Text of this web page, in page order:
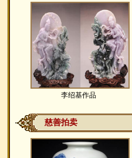
李绍基作品
慈善拍卖